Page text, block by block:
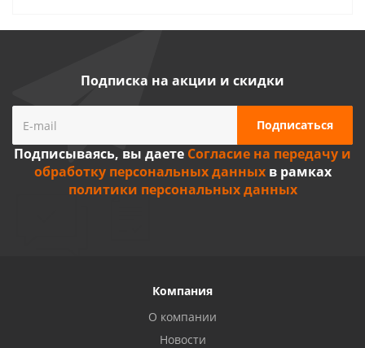
Подписка на акции и скидки
Подписываясь, вы даете Согласие на передачу и
обработку персональных данныхв рамках
политики персональных данных
Компания
О компании
Новости